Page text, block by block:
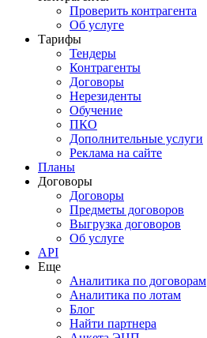
Проверить контрагента
Об услуге
Тарифы
Тендеры
Контрагенты
Договоры
Нерезиденты
Обучение
ПКО
Дополнительные услуги
Реклама на сайте
Планы
Договоры
Договоры
Предметы договоров
Выгрузка договоров
Об услуге
API
Еще
Аналитика по договорам
Аналитика по лотам
Блог
Найти партнера